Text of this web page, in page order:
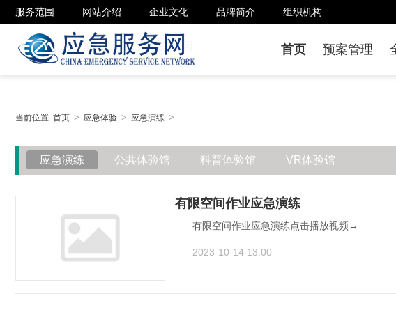
服务范围 网站介绍 企业文化 品牌简介 组织机构
首页 预案管理
当前位置: 首页 应急体验 应急演练
应急演练 公共体验馆 科普体验馆 VR体验馆
有限空间作业应急演练
有限空间作业应急演练点击播放视频→
2023-10-14 13:00